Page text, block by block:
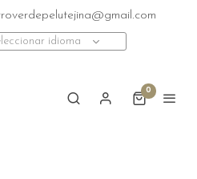
idioma
0